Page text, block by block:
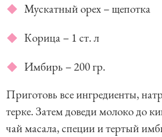
Мускатный орех – щепотка
Корица – 1 ст. л
Имбирь – 200 гр.
Приготовь все ингредиенты,
терке. Затем доведи молоко до
чай масала, специи и тертый